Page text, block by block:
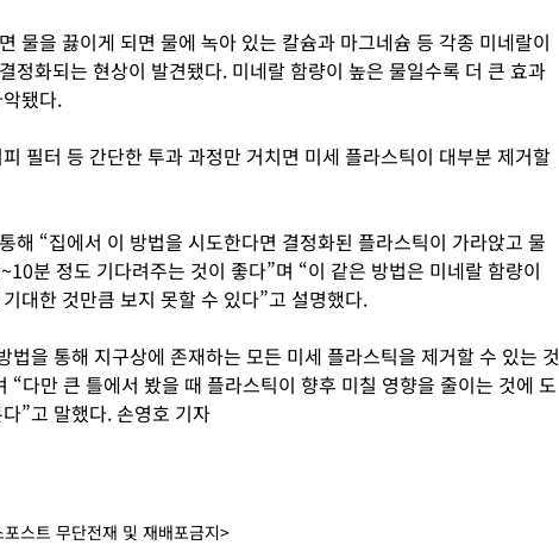
물을 끓이게 되면 물에 녹아 있는 칼슘과 마그네슘 등 각종 미네랄이
정화되는 현상이 발견됐다. 미네랄 함량이 높은 물일수록 더 큰 효과
됐다.
필터 등 간단한 투과 과정만 거치면 미세 플라스틱이 대부분 제거할
해 “집에서 이 방법을 시도한다면 결정화된 플라스틱이 가라앉고 물
분 정도 기다려주는 것이 좋다”며 “이 같은 방법은 미네랄 함량이
대한 것만큼 보지 못할 수 있다”고 설명했다.
법을 통해 지구상에 존재하는 모든 미세 플라스틱을 제거할 수 있는 것
“다만 큰 틀에서 봤을 때 플라스틱이 향후 미칠 영향을 줄이는 것에 도
”고 말했다. 손영호 기자
스트 무단전재 및 재배포금지>